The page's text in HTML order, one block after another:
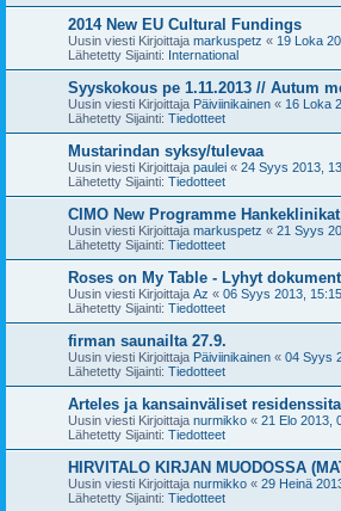
2014 New EU Cultural Fundings
Uusin viesti Kirjoittaja markuspetz « 19 Loka
Lähetetty Sijainti: International
Syyskokous pe 1.11.2013 // Autum
Uusin viesti Kirjoittaja Päiviinikainen « 16 Loka
Lähetetty Sijainti: Tiedotteet
Mustarindan syksy/tulevaa
Uusin viesti Kirjoittaja paulei « 24 Syys 2013,
Lähetetty Sijainti: Tiedotteet
CIMO New Programme
Uusin viesti Kirjoittaja markuspetz « 21 Syys
Lähetetty Sijainti: Tiedotteet
Roses on My Table - Lyhyt
Uusin viesti Kirjoittaja Az « 06 Syys 2013, 15:15
Lähetetty Sijainti: Tiedotteet
firman saunailta 27.9.
Uusin viesti Kirjoittaja Päiviinikainen « 04 Syys
Lähetetty Sijainti: Tiedotteet
Arteles ja kansainväliset
Uusin viesti Kirjoittaja nurmikko « 21 Elo 2013,
Lähetetty Sijainti: Tiedotteet
HIRVITALO KIRJAN MUODOSSA
Uusin viesti Kirjoittaja nurmikko « 29 Heinä
Lähetetty Sijainti: Tiedotteet